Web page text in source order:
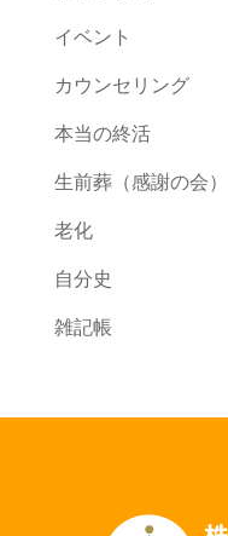
イベント
カウンセリング
本当の終活
生前葬（感謝の会）
老化
自分史
雑記帳